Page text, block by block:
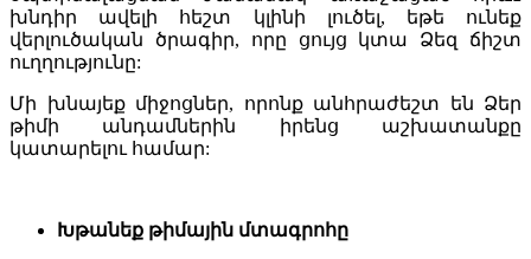
խնդիր ավելի հեշտ կլինի լուծել, եթե ունեք
վերլուծական ծրագիր, որը ցույց կտա Ձեզ ճիշտ
ուղղությունը:
Մի խնայեք միջոցներ, որոնք անհրաժեշտ են Ձեր
թիմի անդամներին իրենց աշխատանքը
կատարելու համար:
Խթանեք թիմային մտագրոհը